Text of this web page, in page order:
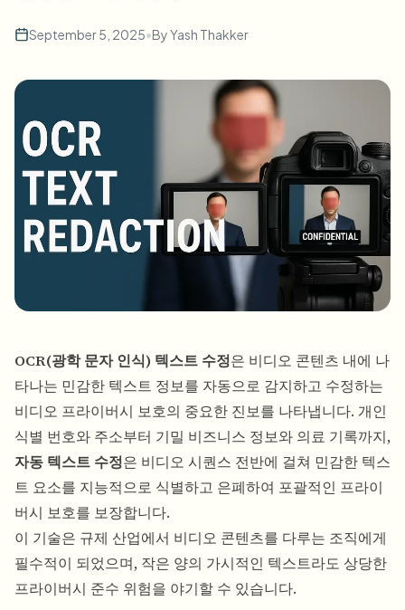
얼굴 교체 - 이미지
비디오 인텔리전스
대량 동영상 블러
여러 동영상을 한 번에 처리
차량, 블랙박스 및 주차장 대규모 처리
대량 얼굴 블러
무엇이든 블러
기업 영역, 정책 및 검토
API & SDK
업로드, 작업 및 웹훅 자동화
대량 배경 제거
September 5, 2025•ByYash Thakker
OCR(광학 문자 인식) 텍스트 수정은 비디오 콘텐츠 내에 나
타나는 민감한 텍스트 정보를 자동으로 감지하고 수정하는
비디오 프라이버시 보호의 중요한 진보를 나타냅니다. 개인
식별 번호와 주소부터 기밀 비즈니스 정보와 의료 기록까지,
자동 텍스트 수정은 비디오 시퀀스 전반에 걸쳐 민감한 텍스
트 요소를 지능적으로 식별하고 은폐하여 포괄적인 프라이
버시 보호를 보장합니다.
이 기술은 규제 산업에서 비디오 콘텐츠를 다루는 조직에게
필수적이 되었으며, 작은 양의 가시적인 텍스트라도 상당한
프라이버시 준수 위험을 야기할 수 있습니다.